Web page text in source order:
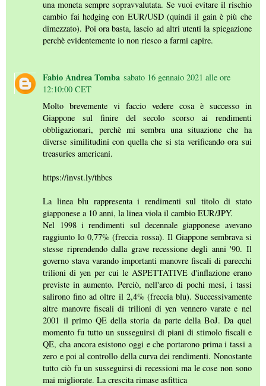
una moneta sempre sopravvalutata. Se vuoi evitare il rischio
cambio fai hedging con EUR/USD (quindi il gain è più che
dimezzato). Poi ora basta, lascio ad altri utenti la spiegazione
perchè evidentemente io non riesco a farmi capire.
Fabio Andrea Tomba sabato 16 gennaio 2021 alle ore
12:10:00 CET
Molto brevemente vi faccio vedere cosa è successo in
Giappone sul finire del secolo scorso ai rendimenti
obbligazionari, perchè mi sembra una situazione che ha
diverse similitudini con quella che si sta verificando ora sui
treasuries americani.
https://invst.ly/thbcs
La linea blu rappresenta i rendimenti sul titolo di stato
giapponese a 10 anni, la linea viola il cambio EUR/JPY.
Nel 1998 i rendimenti sul decennale giapponese avevano
raggiunto lo 0,77% (freccia rossa). Il Giappone sembrava si
stesse riprendendo dalla grave recessione degli anni '90. Il
governo stava varando importanti manovre fiscali di parecchi
trilioni di yen per cui le ASPETTATIVE d'inflazione erano
previste in aumento. Perciò, nell'arco di pochi mesi, i tassi
salirono fino ad oltre il 2,4% (freccia blu). Successivamente
altre manovre fiscali di trilioni di yen vennero varate e nel
2001 il primo QE della storia da parte della BoJ. Da quel
momento fu tutto un susseguirsi di piani di stimolo fiscali e
QE, cha ancora esistono oggi e che portarono prima i tassi a
zero e poi al controllo della curva dei rendimenti. Nonostante
tutto ciò fu un susseguirsi di recessioni ma le cose non sono
mai migliorate. La crescita rimase asfittica